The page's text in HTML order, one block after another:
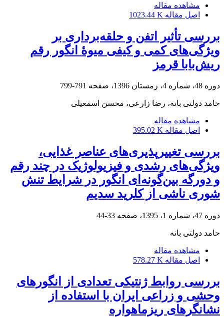
مشاهده مقاله
اصل مقاله 1023.44 K
بررسی تأثیر اتفن و حلقه‌برداری بر
ویژگی‌های کمی و کیفی میوۀ انگور رقم
ریش‌بابا قرمز
دوره 48، شماره 4، زمستان 1396، صفحه 791-799
حامد دولتی بانه، رضا زارعی، محسن اسمعیلی
مشاهده مقاله
اصل مقاله 395.02 K
بررسی تغییرپذیری‌های عناصر غذایی،
ویژگی‌های رشدی و فیزیولوژیک در چند رقم
و دورگه بین‌گونه‌ای انگور در شرایط تنش
شوری ناشی از کلرید سدیم
دوره 47، شماره 1، 1395، صفحه 33-44
حامد دولتی بانه
مشاهده مقاله
اصل مقاله 578.27 K
بررسی روابط ژنتیکی تعدادی از انگورهای
وحشی و زراعی ایران با استفاده از
نشانگرهای ریزماهواره